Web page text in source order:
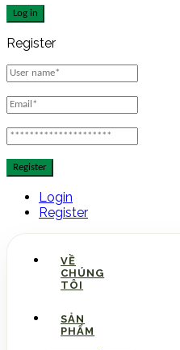
Log in
Register
Register
Login
Register
VỀ
CHÚNG
TÔI
SẢN
PHẨM